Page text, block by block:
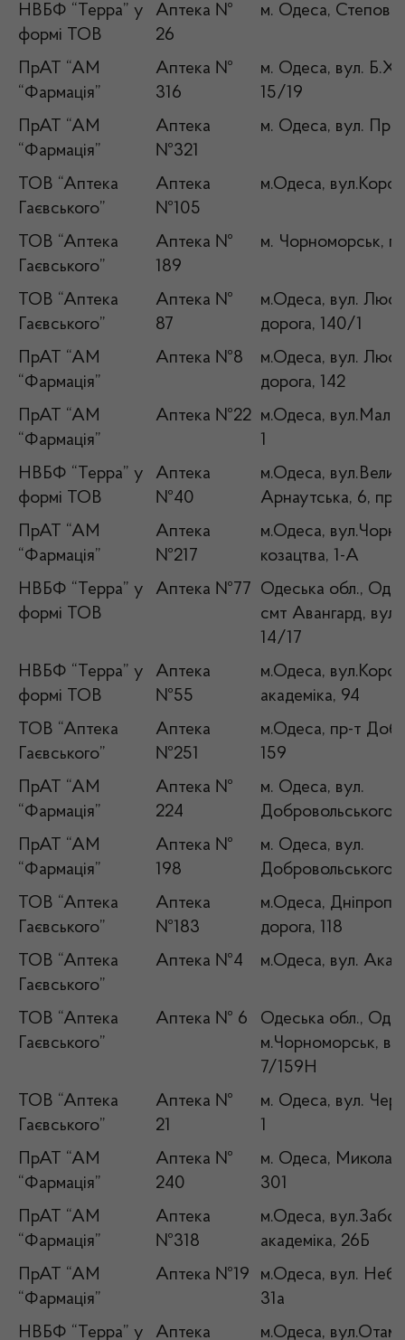
НВБФ “Терра” у
формі ТОВ
Аптека №
26
м. Одеса, Степова,
ПрАТ “АМ
“Фармація”
Аптека №
316
м. Одеса, вул.
15/19
ПрАТ “АМ
“Фармація”
Аптека
№321
м. Одеса, вул.
ТОВ “Аптека
Гаєвського”
Аптека
№105
м.Одеса,
ТОВ “Аптека
Гаєвського”
Аптека №
189
м. Чорноморськ,
ТОВ “Аптека
Гаєвського”
Аптека №
87
м.Одеса, вул.
дорога, 140/1
ПрАТ “АМ
“Фармація”
Аптека №8
м.Одеса, вул.
дорога, 142
ПрАТ “АМ
“Фармація”
Аптека №22 м.Одеса, вул.Мала
1
НВБФ “Терра” у
формі ТОВ
Аптека
№40
м.Одеса,
Арнаутська, 6,
ПрАТ “АМ
“Фармація”
Аптека
№217
м.Одеса,
козацтва, 1-А
НВБФ “Терра” у
формі ТОВ
Аптека №77 Одеська обл.,
смт Авангард,
14/17
НВБФ “Терра” у
формі ТОВ
Аптека
№55
м.Одеса,
академіка, 94
ТОВ “Аптека
Гаєвського”
Аптека
№251
м.Одеса, пр-т
159
ПрАТ “АМ
“Фармація”
Аптека №
224
м. Одеса, вул.
Добровольського,
ПрАТ “АМ
“Фармація”
Аптека №
198
м. Одеса, вул.
Добровольського,
ТОВ “Аптека
Гаєвського”
Аптека
№183
м.Одеса,
дорога, 118
ТОВ “Аптека
Гаєвського”
Аптека №4 м.Одеса, вул.
ТОВ “Аптека
Гаєвського”
Аптека № 6
Одеська обл.,
м.Чорноморськ,
7/159Н
ТОВ “Аптека
Гаєвського”
Аптека №
21
м. Одеса, вул.
1
ПрАТ “АМ
“Фармація”
Аптека №
240
м. Одеса,
301
ПрАТ “АМ
“Фармація”
Аптека
№318
м.Одеса,
академіка, 26Б
ПрАТ “АМ
“Фармація”
Аптека №19
м.Одеса, вул.
31а
НВБФ “Терра” у
Аптека м.Одеса,